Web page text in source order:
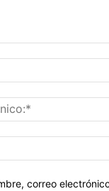
correo